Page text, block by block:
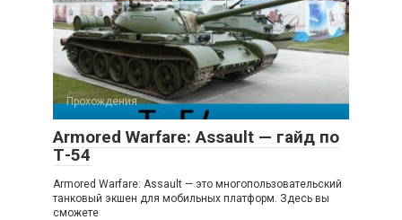
Прохождения
Armored Warfare: Assault — гайд по
Т-54
Armored Warfare: Assault — это многопользовательский
танковый экшен для мобильных платформ. Здесь вы
сможете